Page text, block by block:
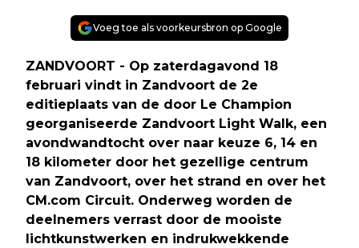
Voeg toe als voorkeursbron op Google
ZANDVOORT - Op zaterdagavond 18
februari vindt in Zandvoort de 2e
editieplaats van de door Le Champion
georganiseerde Zandvoort Light Walk, een
avondwandtocht over naar keuze 6, 14 en
18 kilometer door het gezellige centrum
van Zandvoort, over het strand en over het
CM.com Circuit. Onderweg worden de
deelnemers verrast door de mooiste
lichtkunstwerken en indrukwekkende